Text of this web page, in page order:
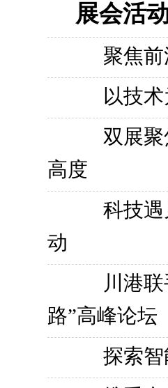
展会活
聚焦
以技
双展
高度
科技
动
川港
路”高峰论坛
探索